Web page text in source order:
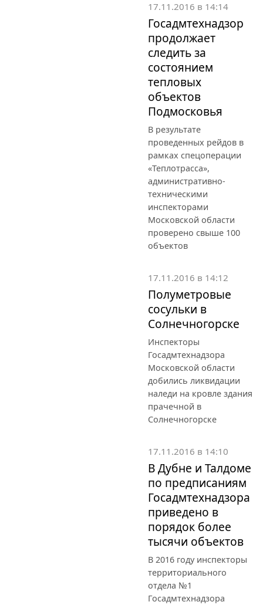
17.11.2016 в 14:14
Госадмтехнадзор
продолжает
следить за
состоянием
тепловых
объектов
Подмосковья
В результате
проведенных рейдов в
рамках спецоперации
«Теплотрасса»,
административно-
техническими
инспекторами
Московской области
проверено свыше 100
объектов
17.11.2016 в 14:12
Полуметровые
сосульки в
Солнечногорске
Инспекторы
Госадмтехнадзора
Московской области
добились ликвидации
наледи на кровле здания
прачечной в
Солнечногорске
17.11.2016 в 14:10
В Дубне и Талдоме
по предписаниям
Госадмтехнадзора
приведено в
порядок более
тысячи объектов
В 2016 году инспекторы
территориального
отдела №1
Госадмтехнадзора